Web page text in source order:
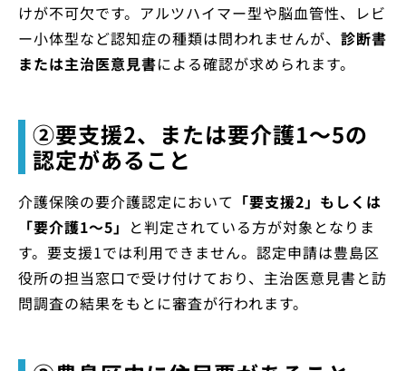
けが不可欠です。アルツハイマー型や脳血管性、レビ
ー小体型など認知症の種類は問われませんが、 診断書
または主治医意見書による確認が求められます。
②要支援2、または要介護1〜5の
認定があること
介護保険の要介護認定において 「要支援2」もしくは
「要介護1〜5」 と判定されている方が対象となりま
す。要支援1では利用できません。認定申請は豊島区
役所の担当窓口で受け付けており、主治医意見書と訪
問調査の結果をもとに審査が行われます。